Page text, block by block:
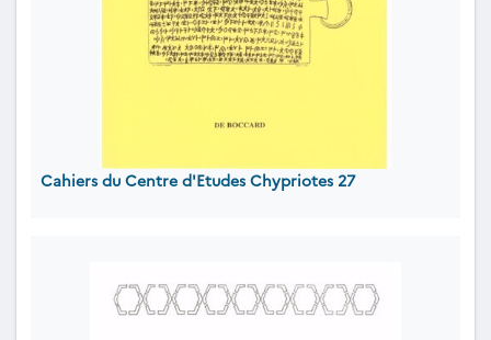
Cahiers du Centre d'Etudes Chypriotes 27